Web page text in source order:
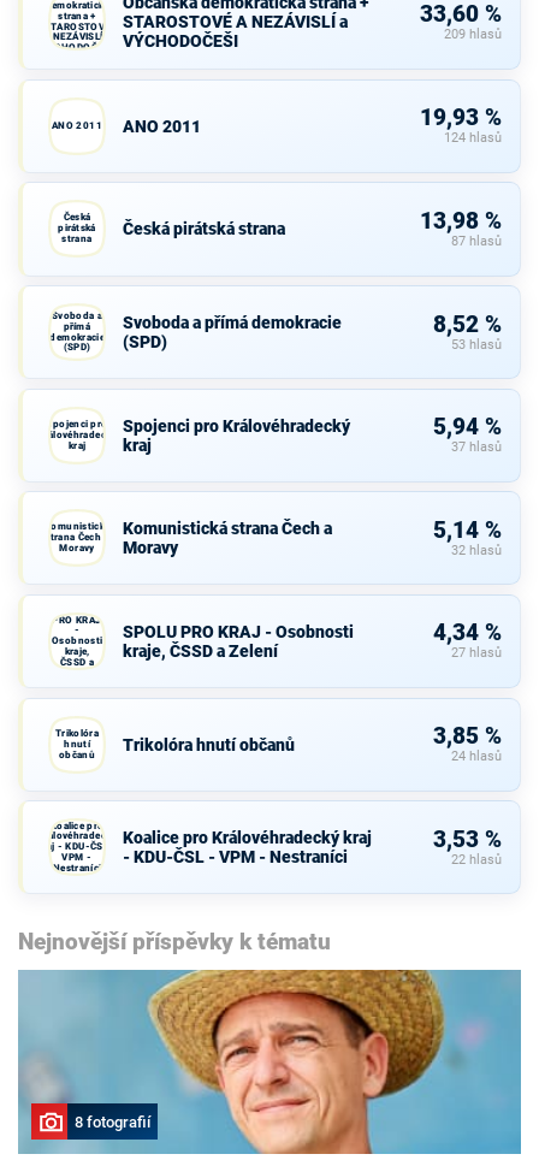
demokratická
strana +
STAROSTOVÉ
A NEZÁVISLÍ a
VÝCHODOČEŠI
STAROSTOVÉ A NEZÁVISLÍ a
VÝCHODOČEŠI
33,60 %
209 hlasů
ANO 2011 ANO 2011 19,93 %
124 hlasů
Česká
pirátská
strana
Česká pirátská strana 13,98 %
87 hlasů
Svoboda a
přímá
demokracie
(SPD)
Svoboda a přímá demokracie
(SPD)
8,52 %
53 hlasů
Spojenci pro
Královéhradecký
kraj
Spojenci pro Královéhradecký
kraj
5,94 %
37 hlasů
Komunistická
strana Čech a
Moravy
Komunistická strana Čech a
Moravy
5,14 %
32 hlasů
PRO KRAJ
-
Osobnosti
kraje,
ČSSD a
Zelení
SPOLU PRO KRAJ - Osobnosti
kraje, ČSSD a Zelení
4,34 %
27 hlasů
Trikolóra
hnutí
občanů
Trikolóra hnutí občanů 3,85 %
24 hlasů
Koalice pro
Královéhradecký
kraj - KDU-ČSL -
VPM -
Nestraníci
Koalice pro Královéhradecký kraj
- KDU-ČSL - VPM - Nestraníci
3,53 %
22 hlasů
Nejnovější příspěvky k tématu
8 fotografií